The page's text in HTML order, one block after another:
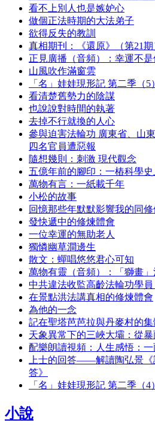
看不上別人也是嫉妒心
做個正法時期的大法弟子
欲得反失的教訓
真相期刊：《還原》（第21期
正見廣播（音頻）：幸運不是
山風吹作滿窗雲
「名」娃娃現形記 第二季（5）
看清楚舊勢力的陰謀
也說說對時間的執著
去掉不行就換的人心
參與迫害法輪功 廣東省、山
四名官員遭惡報
隨想幾則：刺激 現代觀念
五億年前的腳印：一樁科學
萬物有言：一紙載千年
小松的故事
回憶那些年默默影響我的同修
發快遞中的修煉體會
一位幸運的無助老人
獨憐幽草澗邊生
散文：蟬唱悠悠君心可知
萬物有靈（音頻）：「獅畫
中共違法收監高齡法輪功學
在景點洪法講真相的修煉體會
為他的一念
記在聖塔芭芭拉與丹麥村的
天象異常下的三峽大壩：從
配樂朗讀視頻：人生感悟：
上士的回答——解讀陶弘景《
答》
「名」娃娃現形記 第二季（4）
小說